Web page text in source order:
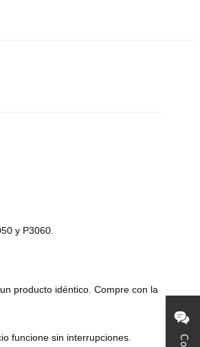
y P3060.
producto idéntico. Compre con la
funcione sin interrupciones.